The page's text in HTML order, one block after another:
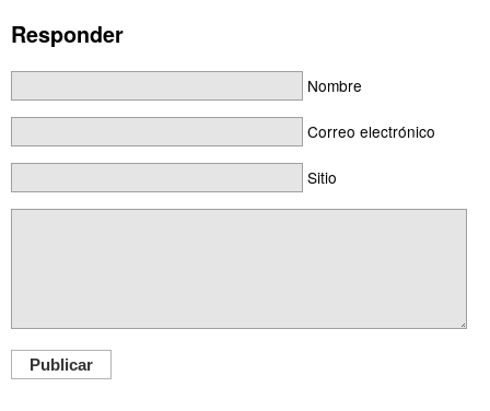
Responder
Nombre
Correo electrónico
Sitio
Publicar